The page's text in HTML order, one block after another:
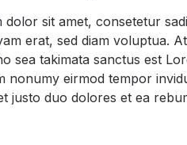
dolor sit amet, consetetur
erat, sed diam voluptua.
sea takimata sanctus est
nonumy eirmod tempor
justo duo dolores et ea